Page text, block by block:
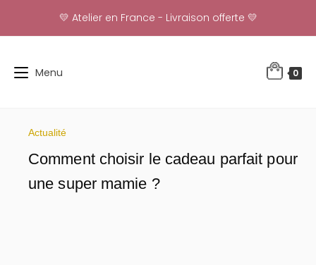
content
💛 Atelier en France - Livraison offerte 💛
Menu 0
Actualité
Comment choisir le cadeau parfait pour
une super mamie ?